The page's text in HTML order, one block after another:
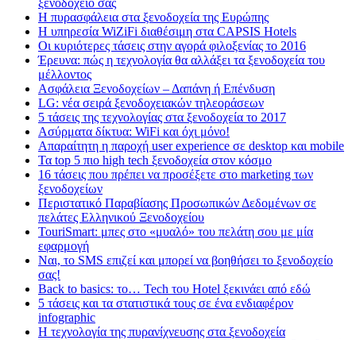
ξενοδοχείο σας
Η πυρασφάλεια στα ξενοδοχεία της Ευρώπης
Η υπηρεσία WiZiFi διαθέσιμη στα CAPSIS Hotels
Οι κυριότερες τάσεις στην αγορά φιλοξενίας το 2016
Έρευνα: πώς η τεχνολογία θα αλλάξει τα ξενοδοχεία του
μέλλοντος
Ασφάλεια Ξενοδοχείων – Δαπάνη ή Επένδυση
LG: νέα σειρά ξενοδοχειακών τηλεοράσεων
5 τάσεις της τεχνολογίας στα ξενοδοχεία το 2017
Ασύρματα δίκτυα: WiFi και όχι μόνο!
Απαραίτητη η παροχή user experience σε desktop και mobile
Τα top 5 πιο high tech ξενοδοχεία στον κόσμο
16 τάσεις που πρέπει να προσέξετε στο marketing των
ξενοδοχείων
Περιστατικό Παραβίασης Προσωπικών Δεδομένων σε
πελάτες Ελληνικού Ξενοδοχείου
TouriSmart: μπες στο «μυαλό» του πελάτη σου με μία
εφαρμογή
Ναι, το SMS επιζεί και μπορεί να βοηθήσει το ξενοδοχείο
σας!
Back to basics: το… Tech του Hotel ξεκινάει από εδώ
5 τάσεις και τα στατιστικά τους σε ένα ενδιαφέρον
infographic
Η τεχνολογία της πυρανίχνευσης στα ξενοδοχεία